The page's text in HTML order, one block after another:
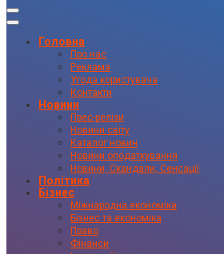
Головна
Про нас
Реклама
Угода користувача
Контакти
Новини
Прес-релізи
Новини світу
Каталог новин
Новини оподаткування
Новини, Скандали, Сенсації
Політика
Бізнес
Міжнародна економіка
Бізнес та економіка
Право
Фінанси